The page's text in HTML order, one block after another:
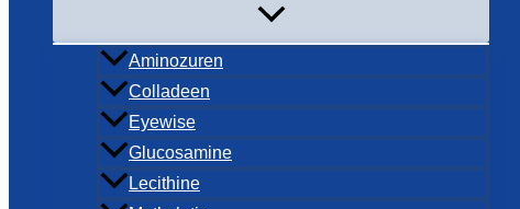
Aminozuren
Colladeen
Eyewise
Glucosamine
Lecithine